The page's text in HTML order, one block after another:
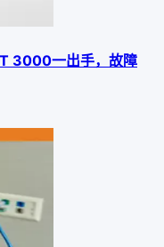
3000一出手，故障